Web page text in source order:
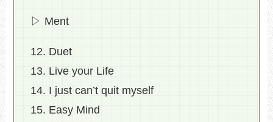
▷ Ment
12. Duet
13. Live your Life
14. I just can’t quit myself
15. Easy Mind